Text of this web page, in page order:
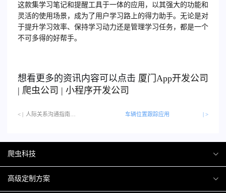
这款集学习笔记和提醒工具于一体的应用，以其强大的功能和
灵活的使用场景，成为了用户学习路上的得力助手。无论是对
于提升学习效率、保持学习动力还是管理学习任务，都是一个
不可多得的好帮手。
想看更多的资讯内容可以点击 厦门 App开发公司
| 爬虫公司 | 小程序开发公司
< | 人际关系沟通指南… 车辆位置跟踪应用 | >
爬虫科技
爬虫案例
高级定制方案